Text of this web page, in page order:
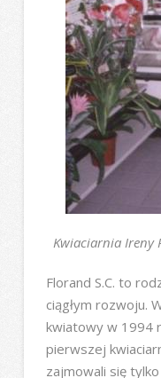
Kwiaciarnia Ireny
Florand S.C. to
ciągłym rozwoju.
kwiatowy w 1994
pierwszej
zajmowali się